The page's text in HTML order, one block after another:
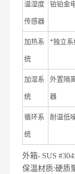
温湿度
传感器
铂铂金
加热系
统
*独立系
加湿系
统
外置隔
器
循环系
统
耐温低
外箱- SUS
保温材质:硬质